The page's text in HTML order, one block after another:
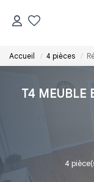
Accueil 4 pièces
T4 MEUBLE
4